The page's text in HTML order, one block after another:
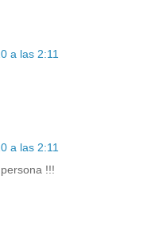
a las 2:11
a las 2:11
!!!